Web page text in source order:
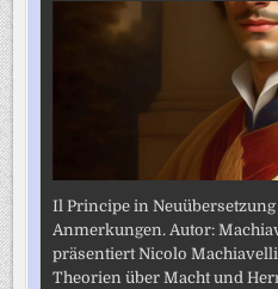
Il Principe in
Anmerkungen. Autor:
präsentiert Nicolo
Theorien über Macht und